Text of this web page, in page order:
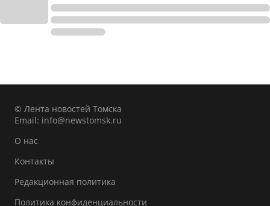
© Лента новостей Томска
Email: info@newstomsk.ru
О нас
Контакты
Редакционная политика
Политика конфиденциальности